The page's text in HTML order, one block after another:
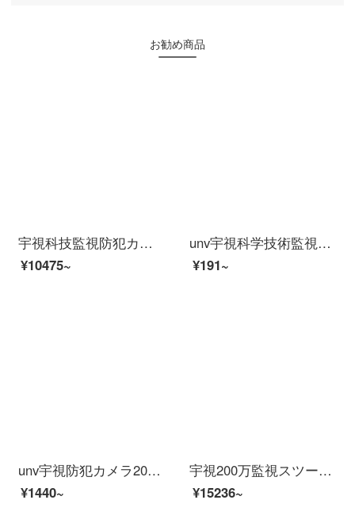
お勧め商品
宇視科技監視防犯カメラ8路2盤位イルタネネットハードディスクレコーダHD復号監視ビデオPOE給電スマホ商用家庭用8番2盤位には1 TBハードディスクが含まれています。
¥10475~
unv宇視科学技術監視電源適合器12 V 2 A屋外防水監視専門家DV 12 V監視侵犯防止カメラ電源監視ユーニバーサール電源12 V 2 Aはプラグ付き
¥191~
unv宇視防犯カメラ200万300万POE給電赤外線30 mサザエ半球イタネネHD H.265スマホリモで室内家庭用商用【200万】非POEモデル4 mm
¥1440~
宇視200万監視スツー装置イーンテーネットHD 4路8路16路監視防犯カメラ室外モネータ家庭用ワンヤレー防水夜間テレビ商用設置サービス（防犯カメラビデオを除く）5つの防犯カメラ（200万HD版）
¥15236~